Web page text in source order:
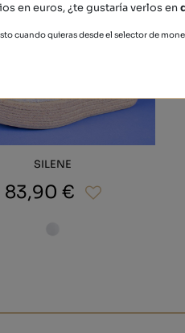
SILENE
83,90 €
en euros, ¿te gustaría verlos en
cuando quieras desde el selector de